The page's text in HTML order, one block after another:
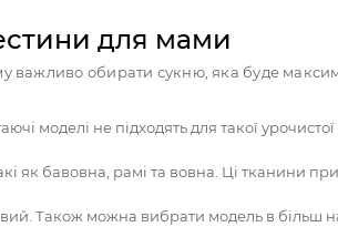
для мами
важливо обирати сукню, яка буде
моделі не підходять для такої
як бавовна, рамі та вовна. Ці тканини
Також можна вибрати модель в більш